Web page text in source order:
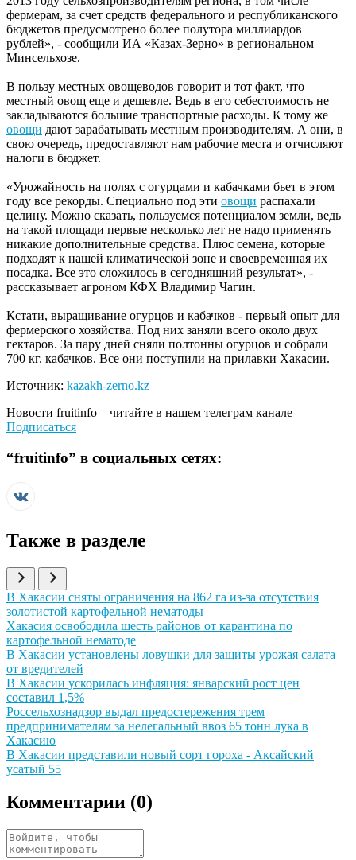
фермерам, за счет средств федерального и республиканского
бюджетов предусмотрено более полутора миллиардов
рублей», - сообщили ИА «Казах-Зерно» в региональном
Минсельхозе.
В пользу местных овощеводов говорит и тот факт, что
местный овощ еще и дешевле. Ведь в его себестоимость не
закладываются большие транспортные расходы. К тому же
овощи дают зарабатывать местным производителям. А они, в
свою очередь, предоставляют нам рабочие места и отчисляют
налоги в бюджет.
«Урожайность на полях с огурцами и кабачками бьет в этом
году все рекорды. Специально под эти овощи распахали
целину. Можно сказать, пользуемся потенциалом земли, ведь
на такой площади первые несколько лет не надо применять
никакие дополнительные средства. Плюс семена, которые
подходят к нашей климатической зоне и своевременная их
посадка. Все это сложилось в сегодняшний результат», -
рассказывает агроном КФХ Владимир Чагин.
Кстати, выращивание огурцов и кабачков - первый опыт для
фермерского хозяйства. Под них заняли всего около двух
гектаров. За пару дней сняли полтонны огурцов и собрали
700 кг. кабачков. Все они поступили на прилавки Хакасии.
Источник: kazakh-zerno.kz
Новости fruitinfo – читайте в нашем телеграм канале
Подписаться
“fruitinfo” в социальных сетях:
Также в разделе
Иллюстрация новости
В Хакасии сняты ограничения на 862 га из-за отсутствия
золотистой картофельной нематоды
Иллюстрация новости
Хакасия освободила шесть районов от карантина по
картофельной нематоде
Иллюстрация новости
В Хакасии установлены ловушки для защиты урожая салата
от вредителей
Иллюстрация новости
В Хакасии ускорилась инфляция: январский рост цен
составил 1,5%
Иллюстрация новости
Россельхознадзор выдал предостережения трем
предпринимателям за нелегальный ввоз 65 тонн лука в
Хакасию
Иллюстрация новости
В Хакасии представили новый сорт гороха - Аксайский
усатый 55
Комментарии (0)